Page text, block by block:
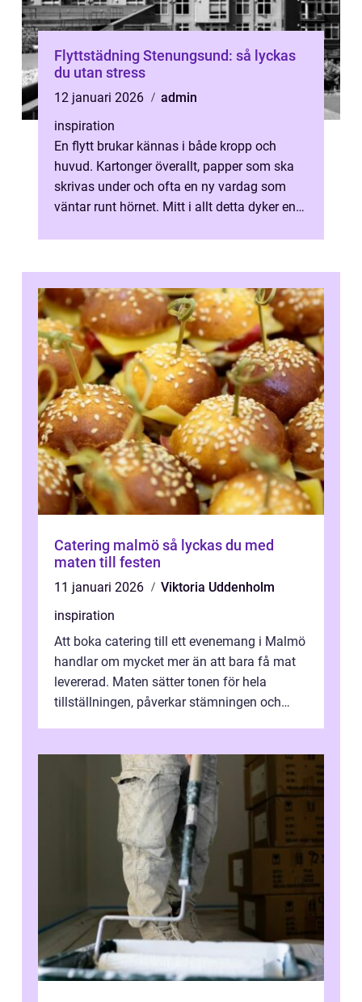
Flyttstädning Stenungsund: så lyckas
du utan stress
12 januari 2026
admin
inspiration
En flytt brukar kännas i både kropp och
huvud. Kartonger överallt, papper som ska
skrivas under och ofta en ny vardag som
väntar runt hörnet. Mitt i allt detta dyker en
Catering malmö så lyckas du med
maten till festen
11 januari 2026
Viktoria Uddenholm
inspiration
Att boka catering till ett evenemang i Malmö
handlar om mycket mer än att bara få mat
levererad. Maten sätter tonen för hela
tillställningen, påverkar stämningen och